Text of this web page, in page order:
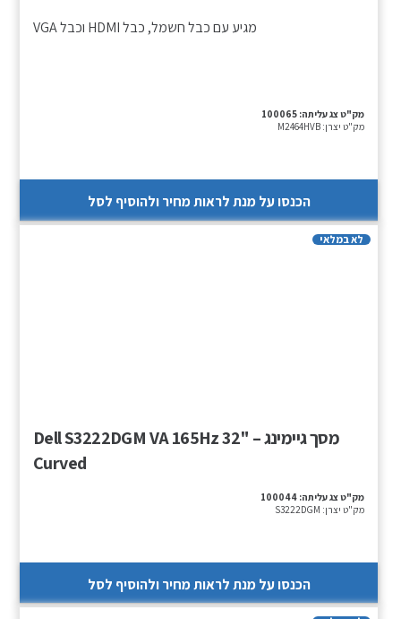
מגיע עם כבל חשמל, כבל HDMI וכבל VGA
מק"ט צג עליתה: 100065
מק"ט יצרן: M2464HVB
הכנסו על מנת לראות מחיר ולהוסיף לסל
לא במלאי
מסך גיימינג – Dell S3222DGM VA 165Hz 32"
Curved
מק"ט צג עליתה: 100044
מק"ט יצרן: S3222DGM
הכנסו על מנת לראות מחיר ולהוסיף לסל